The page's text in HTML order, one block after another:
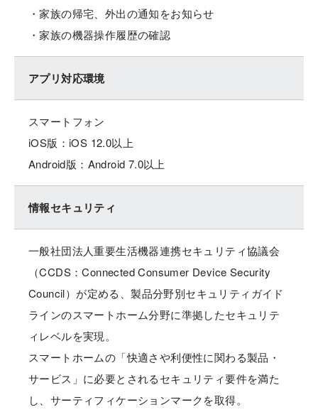
・家族の帰宅、外出の通知をお知らせ
・家族の機器操作履歴の確認
アプリ対応環境
スマートフォン
iOS版：iOS 12.0以上
Android版：Android 7.0以上
情報セキュリティ
一般社団法人重要生活機器連携セキュリティ協議会
（CCDS：Connected Consumer Device Security
Council）が定める、製品分野別セキュリティガイド
ラインのスマートホーム分野に準拠したセキュリテ
ィレベルを実現。
スマートホームの「快適さや利便性に関わる製品・
サービス」に必要とされるセキュリティ要件を満た
し、サーティフィケーションマークを取得。